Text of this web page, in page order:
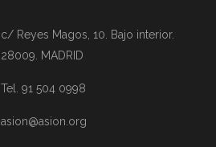
c/ Reyes Magos, 10. Bajo interior.
28009. MADRID
Tel. 91 504 0998
asion@asion.org